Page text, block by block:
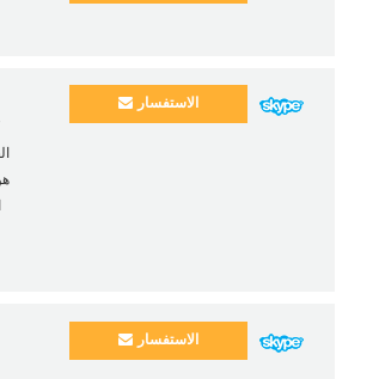
الاستفسار
الاستفسار